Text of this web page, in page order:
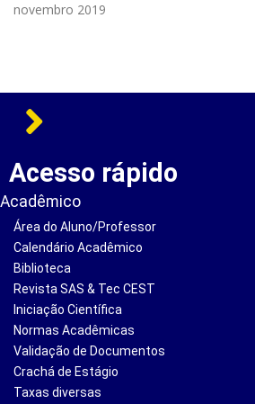
novembro 2019
Acesso rápido
Acadêmico
Área do Aluno/Professor
Calendário Acadêmico
Biblioteca
Revista SAS & Tec CEST
Iniciação Científica
Normas Acadêmicas
Validação de Documentos
Crachá de Estágio
Taxas diversas